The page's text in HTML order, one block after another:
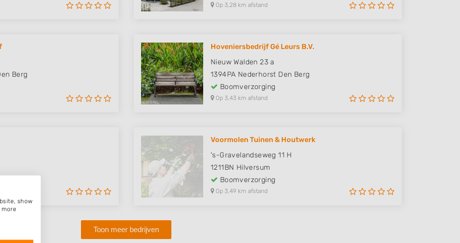
Op 3,28 km afstand
Berg
Hoveniersbedrijf Gé Leurs B.V.
Nieuw Walden 23 a
1394PA Nederhorst Den Berg
Boomverzorging
Op 3,43 km afstand
Voormolen Tuinen & Houtwerk
's-Gravelandseweg 11 H
1211BN Hilversum
Boomverzorging
Op 3,49 km afstand
Toon meer bedrijven
show